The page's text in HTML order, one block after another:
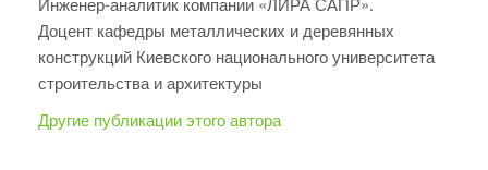
Доцент кафедры металлических и деревянных
конструкций Киевского национального университета
строительства и архитектуры
Другие публикации этого автора